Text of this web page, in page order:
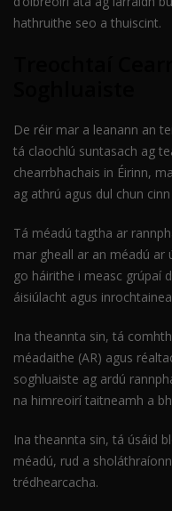
hathruithe seo a thuiscint.
De réir mar a leanann an
tá claochlú suntasach ag
chearrbhachais in Éirinn,
ag athrú agus dul chun
Tá méadú tagtha ar
mar gheall ar an méadú ar
go háirithe i measc grúpaí
áisiúlacht agus
Ina theannta sin, tá
méadaithe (AR) agus
soghluaiste ag ardú
na himreoirí taitneamh a
Ina theannta sin, tá úsáid
méadú, rud a
trédhearcacha.